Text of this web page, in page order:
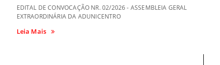
EDITAL DE CONVOCAÇÃO NR. 02/2026 - ASSEMBLEIA GERAL
EXTRAORDINÁRIA DA ADUNICENTRO
Leia Mais